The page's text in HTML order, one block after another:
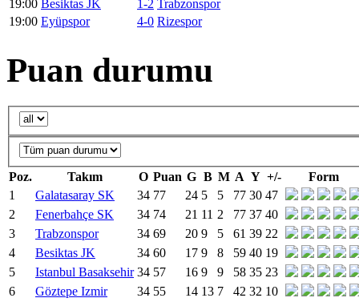
19:00 Besiktas JK 1-2 Trabzonspor
19:00 Eyüpspor 4-0 Rizespor
Puan durumu
Poz. Takım O Puan G B M A Y +/-
Form
1
Galatasaray SK 34 77 24 5 5 77 30 47
2
Fenerbahçe SK 34 74 21 11 2 77 37 40
3
Trabzonspor 34 69 20 9 5 61 39 22
4
Besiktas JK 34 60 17 9 8 59 40 19
5
Istanbul Basaksehir 34 57 16 9 9 58 35 23
6
Göztepe Izmir 34 55 14 13 7 42 32 10